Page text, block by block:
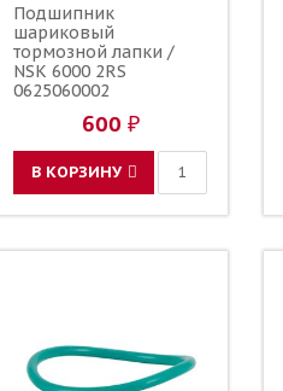
Подшипник
шариковый
тормозной лапки /
NSK 6000 2RS
0625060002
600 ₽
В КОРЗИНУ